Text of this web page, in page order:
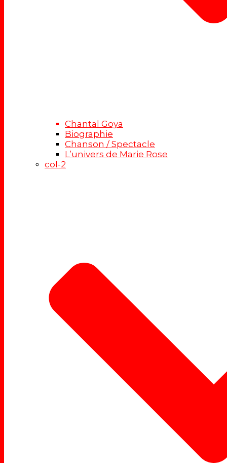
Chantal Goya
Biographie
Chanson / Spectacle
L’univers de Marie Rose
col-2